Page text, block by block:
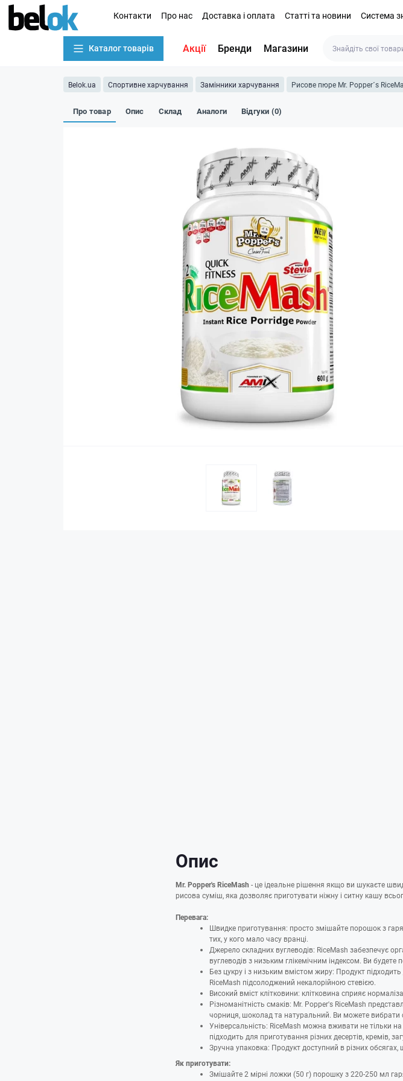
Контакти Про нас Доставка і оплата Статті та новини Система
Каталог товарів Акції Бренди Магазини
Belok.ua Спортивне харчування Замінники харчування Рисове пюре Mr. Popper´s
Про товар Опис Склад Аналоги Відгуки (0)
Опис
Mr. Popper's RiceMash - це ідеальне рішення якщо ви шукаєте
рисова суміш, яка дозволяє приготувати ніжну і ситну кашу
Перевага:
Швидке приготування: просто змішайте порошок з
тих, у кого мало часу вранці.
Джерело складних вуглеводів: RiceMash забезпечує
вуглеводів з низьким глікемічним індексом. Ви
Без цукру і з низьким вмістом жиру: Продукт
RiceMash підсолоджений некалорійною стевією.
Високий вміст клітковини: клітковина сприяє
Різноманітність смаків: Mr. Popper's RiceMash
чорниця, шоколад та натуральний. Ви можете вибрати
Універсальність: RiceMash можна вживати не тільки
підходить для приготування різних десертів, кремів,
Зручна упаковка: Продукт доступний в різних
Як приготувати:
Змішайте 2 мірні ложки (50 г) порошку з 220-250 мл